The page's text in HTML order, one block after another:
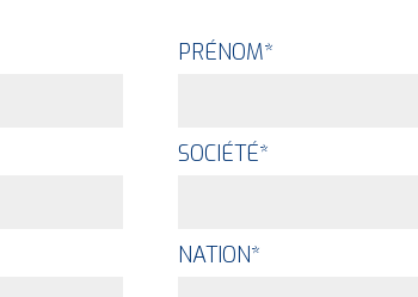
PRÉNOM*
SOCIÉTÉ*
NATION*